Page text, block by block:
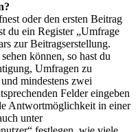
oder den ersten Beitrag
du ein Register „Umfrage
zur Beitragserstellung.
können, so hast du
Umfragen zu
mindestens zwei
Felder eingeben
Antwortmöglichkeit in einer
unter